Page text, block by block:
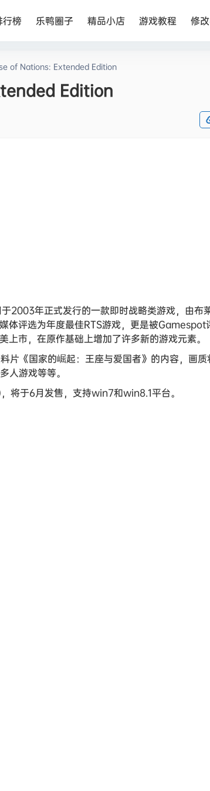
行榜 乐鸭圈子 精品小店 游戏教程 修
of Nations: Extended Edition
Edition
年正式发行的一款即时战略类游戏，由布
体评选为年度最佳RTS游戏，更是被
市，在原作基础上增加了许多新的游戏元素。
片《国家的崛起：王座与爱国者》的内容，画质
人游戏等等。
将于6月发售，支持win7和win8.1平台。